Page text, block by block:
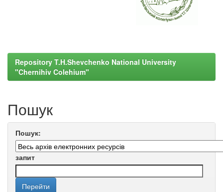
Repository T.H.Shevchenko National University
"Chernihiv Colehium"
Пошук
Пошук:
запит